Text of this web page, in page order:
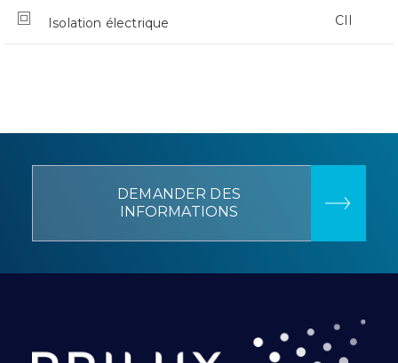
Isolation électrique CII
DEMANDER DES
INFORMATIONS